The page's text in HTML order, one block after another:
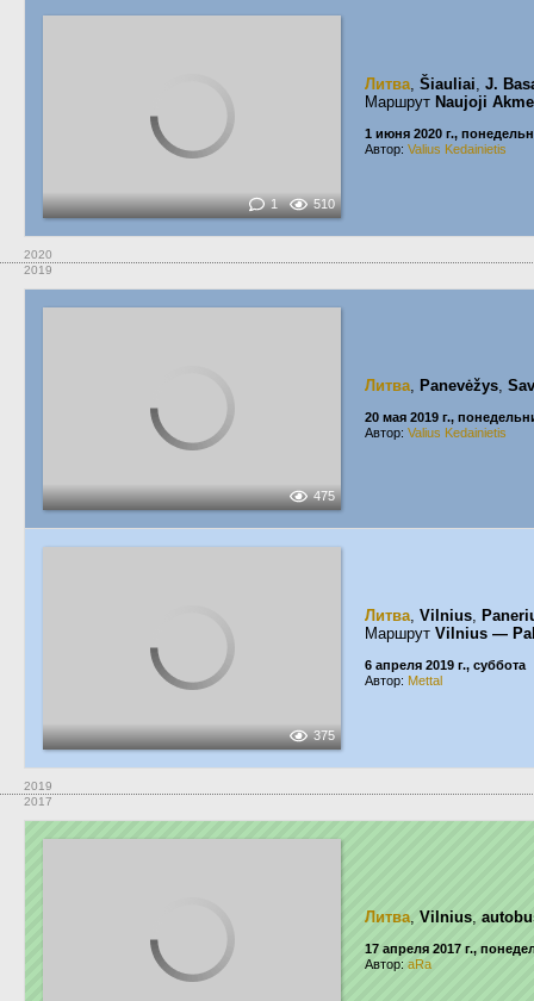
1 510
Литва, Šiauliai, J.
Маршрут Naujoji
1 июня 2020 г.,
Автор: Valius Kedainietis
2020
2019
475
Литва, Panevėžys,
20 мая 2019 г.,
Автор: Valius Kedainietis
375
Литва, Vilnius,
Маршрут Vilnius —
6 апреля 2019 г., суббота
Автор: Mettal
2019
2017
Литва, Vilnius,
17 апреля 2017 г.,
Автор: aRa